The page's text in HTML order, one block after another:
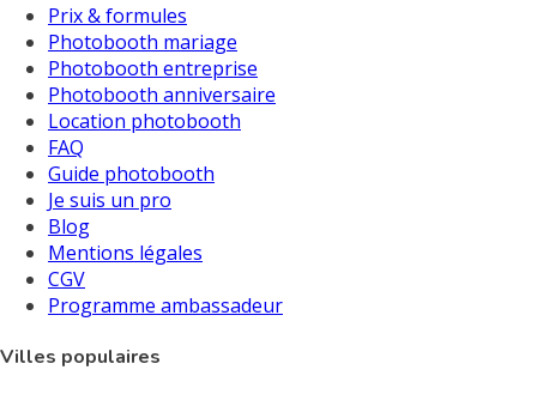
Prix & formules
Photobooth mariage
Photobooth entreprise
Photobooth anniversaire
Location photobooth
FAQ
Guide photobooth
Je suis un pro
Blog
Mentions légales
CGV
Programme ambassadeur
Villes populaires